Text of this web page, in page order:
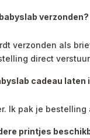
verzonden?
verzonden als
direct
cadeau laten
Ik pak je
printjes